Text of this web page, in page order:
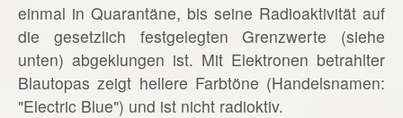
einmal in Quarantäne, bis seine Radioaktivität auf
die gesetzlich festgelegten Grenzwerte (siehe
unten) abgeklungen ist. Mit Elektronen betrahlter
Blautopas zeigt hellere Farbtöne (Handelsnamen:
"Electric Blue") und ist nicht radioktiv.